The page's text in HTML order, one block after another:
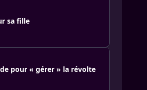
sa fille
pour « gérer » la révolte